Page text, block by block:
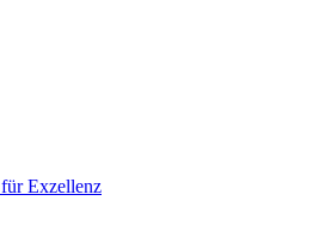
Exzellenz